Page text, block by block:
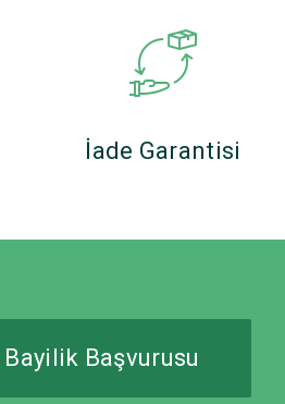
İade Garantisi
Bayilik Başvurusu